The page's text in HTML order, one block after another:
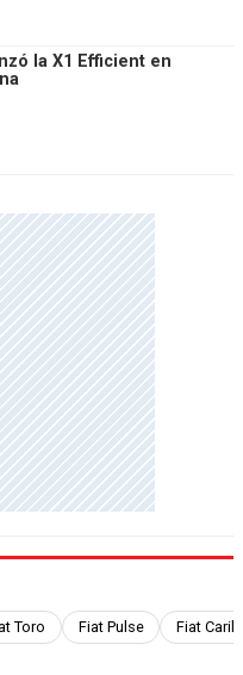
la X1 Efficient en
Toro Fiat Pulse Fiat